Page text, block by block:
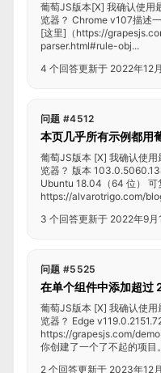
葡萄JS版本[X] 我确认使用
览器？ Chrome v107描述
[这里]（https://
parser.html#rule-obj...
4 个回答更新于 2022年12
问题 #4512
本页几乎所有示例都用
葡萄JS版本 [X] 我确认使
览器？ 版本
Ubuntu 18.04（64 位） 可
https://alvarotrigo.com/
3 个回答更新于 2022年9月
问题 #5525
在单个组件中添加超过
葡萄JS版本 [X] 我确认使
览器？ Edge
https://grapesjs.com/
你创建了一个了不起的项
2 个回答更新于 2023年12